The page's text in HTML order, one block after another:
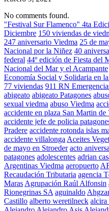
No comments found.
"Festival Sur Flamenco" 4ta
Diciembre 150 viviendas de
247 aniversario Viedma 25 de
Nacional por la Niñez 40
federal 44º edición de Fiesta del
Nacional del Mar y el Acampante
Economía Social y Solidaria en
77 viviendas 911 RN
abigeato abigeato Patagones
sexual viedma abuso Viedma
accidente en plaza San Martin de
accidente jefe de policia
Pradere accidente rotonda islas
accidente villalonga Aceites
de mayo en Stroeder acto
patagones adolescentes adrian
Argentinas Viedma aeropuerto
Recaudación Tributaria agencia
Maras Agrupación Raúl Alfonsin
Rionegrinas SA aguinaldo
Castillo alberto weretilneck alcira